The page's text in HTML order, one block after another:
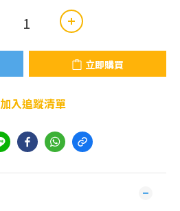
立即購買
加入追蹤清單